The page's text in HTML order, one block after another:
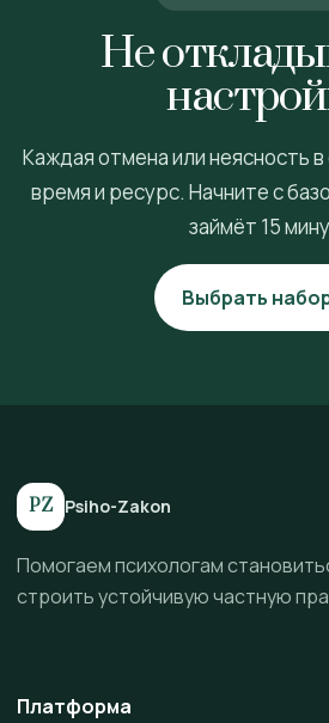
Не
Каждая отмена или неясность
время и ресурс. Начните с
займёт 15
Выбрать
PZ Psiho-Zakon
Помогаем психологам
строить устойчивую частную
Платформа